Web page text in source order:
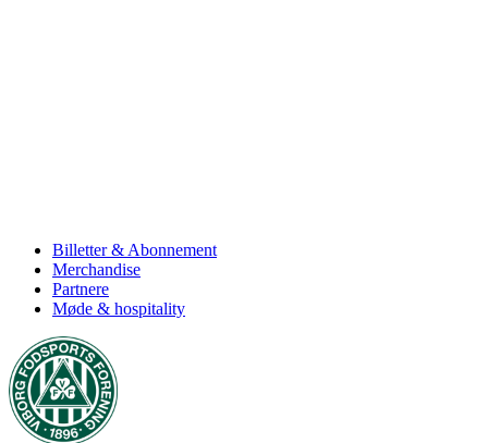
Billetter & Abonnement
Merchandise
Partnere
Møde & hospitality